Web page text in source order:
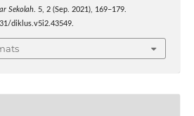
Sekolah. 5, 2 (Sep. 2021), 169–179.
diklus.v5i2.43549.